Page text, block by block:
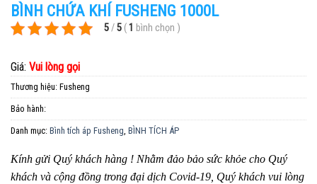
BÌNH CHỨA KHÍ FUSHENG 1000L
5/5 (1 bình chọn )
Giá: Vui lòng gọi
Thương hiệu: Fusheng
Bảo hành:
Danh mục: Bình tích áp Fusheng BÌNH TÍCH ÁP
Kính gửi Quý khách hàng ! Nhằm đảo bảo sức khỏe cho Quý
khách và cộng đồng trong đại dịch Covid-19, Quý khách vui lòng